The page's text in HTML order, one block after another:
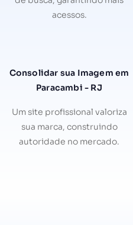
acessos.
Consolidar sua Imagem em
Paracambi - RJ
Um site profissional valoriza
sua marca, construindo
autoridade no mercado.